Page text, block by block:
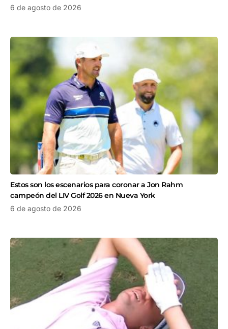
6 de agosto de 2026
Estos son los escenarios para coronar a Jon Rahm
campeón del LIV Golf 2026 en Nueva York
6 de agosto de 2026